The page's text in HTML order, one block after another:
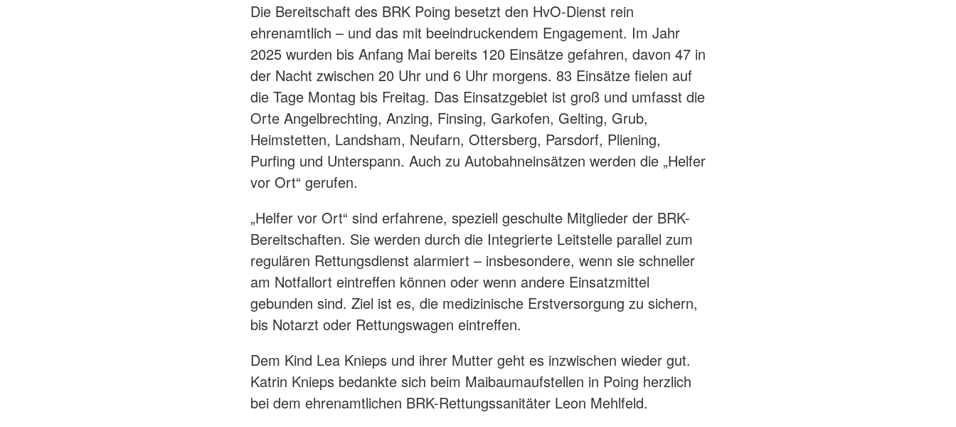
Die Bereitschaft des BRK Poing besetzt den HvO-Dienst rein
ehrenamtlich – und das mit beeindruckendem Engagement. Im Jahr
2025 wurden bis Anfang Mai bereits 120 Einsätze gefahren, davon 47 in
der Nacht zwischen 20 Uhr und 6 Uhr morgens. 83 Einsätze fielen auf
die Tage Montag bis Freitag. Das Einsatzgebiet ist groß und umfasst die
Orte Angelbrechting, Anzing, Finsing, Garkofen, Gelting, Grub,
Heimstetten, Landsham, Neufarn, Ottersberg, Parsdorf, Pliening,
Purfing und Unterspann. Auch zu Autobahneinsätzen werden die „Helfer
vor Ort“ gerufen.
„Helfer vor Ort“ sind erfahrene, speziell geschulte Mitglieder der BRK-
Bereitschaften. Sie werden durch die Integrierte Leitstelle parallel zum
regulären Rettungsdienst alarmiert – insbesondere, wenn sie schneller
am Notfallort eintreffen können oder wenn andere Einsatzmittel
gebunden sind. Ziel ist es, die medizinische Erstversorgung zu sichern,
bis Notarzt oder Rettungswagen eintreffen.
Dem Kind Lea Knieps und ihrer Mutter geht es inzwischen wieder gut.
Katrin Knieps bedankte sich beim Maibaumaufstellen in Poing herzlich
bei dem ehrenamtlichen BRK-Rettungssanitäter Leon Mehlfeld.